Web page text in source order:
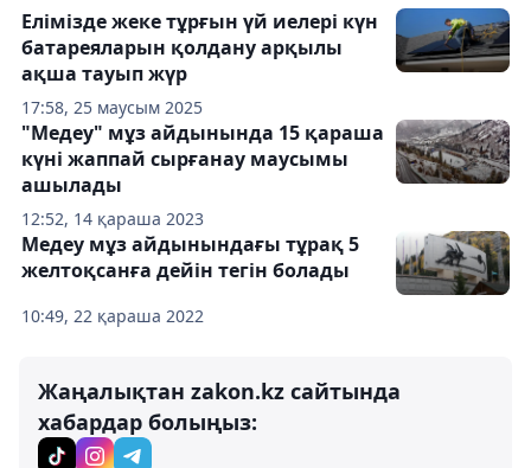
17:58, 25 маусым 2025
Елімізде жеке тұрғын үй иелері күн
батареяларын қолдану арқылы
ақша тауып жүр
12:52, 14 қараша 2023
"Медеу" мұз айдынында 15 қараша
күні жаппай сырғанау маусымы
ашылады
10:49, 22 қараша 2022
Медеу мұз айдынындағы тұрақ 5
желтоқсанға дейін тегін болады
Жаңалықтан zakon.kz сайтында
хабардар болыңыз: